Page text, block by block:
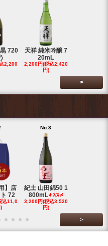
720
2,200
天祥 純米吟醸 7
20mL
2,200円(税込2,420
円)
>
】店
72
込11,0
No.3
紀土 山田錦50 1
800mL
3,200円(税込3,520
円)
>